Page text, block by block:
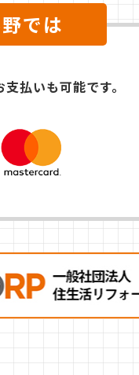
では
払いも可能です。